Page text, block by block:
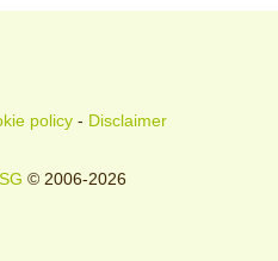
policy- Disclaimer
© 2006-2026